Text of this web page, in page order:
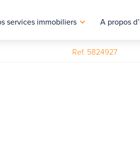
services immobiliers A propos
Ref. 5824927